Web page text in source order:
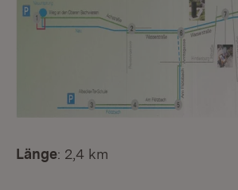
Länge: 2,4 km